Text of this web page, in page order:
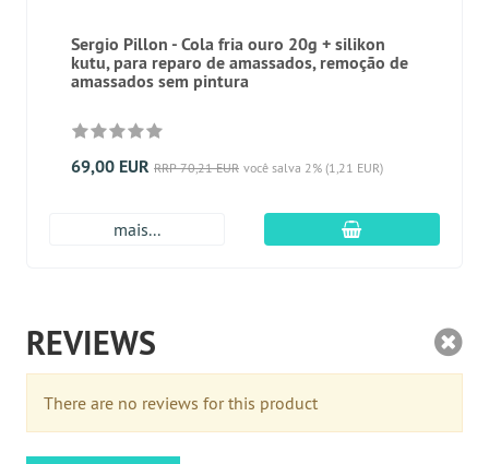
Sergio Pillon - Cola fria ouro 20g + silikon
kutu, para reparo de amassados, remoção de
amassados ​​sem pintura
69,00 EUR RRP 70,21 EUR você salva 2% (1,21 EUR)
mais... Adicionar ao
REVIEWS
There are no reviews for this product